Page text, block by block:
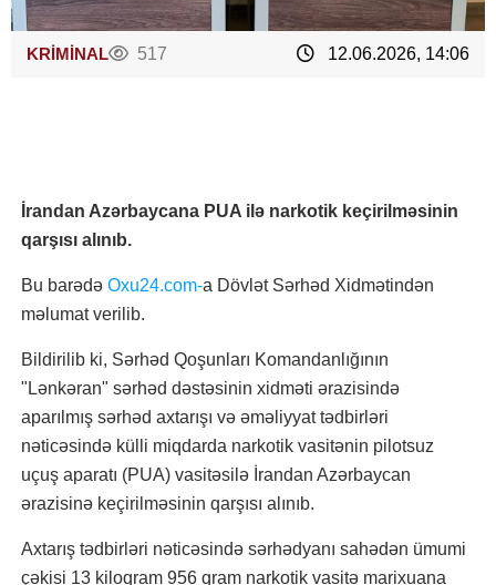
KRİMİNAL 517 12.06.2026, 14:06
İrandan Azərbaycana PUA ilə narkotik keçirilməsinin
qarşısı alınıb.
Bu barədə Oxu24.com-a Dövlət Sərhəd Xidmətindən
məlumat verilib.
Bildirilib ki, Sərhəd Qoşunları Komandanlığının
"Lənkəran" sərhəd dəstəsinin xidməti ərazisində
aparılmış sərhəd axtarışı və əməliyyat tədbirləri
nəticəsində külli miqdarda narkotik vasitənin pilotsuz
uçuş aparatı (PUA) vasitəsilə İrandan Azərbaycan
ərazisinə keçirilməsinin qarşısı alınıb.
Axtarış tədbirləri nəticəsində sərhədyanı sahədən ümumi
çəkisi 13 kiloqram 956 qram narkotik vasitə marixuana